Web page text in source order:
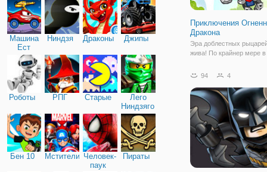
Машина
Ест
Машину
Ниндзя Драконы Джипы
Роботы РПГ Старые
Лего
Ниндзяго
Бен 10 Мстители Человек-
паук
Пираты
Приключения
Дракона
Эра доблестных
жива! По крайнер мере в
Огненного Дракона". Это
мальчиков и девочек, в
отправляетесь в
приключение. Но
94 4